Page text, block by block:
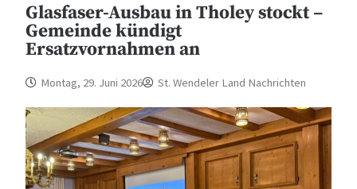
Glasfaser-Ausbau in Tholey stockt –
Gemeinde kündigt
Ersatzvornahmen an
Montag, 29. Juni 2026 St. Wendeler Land Nachrichten